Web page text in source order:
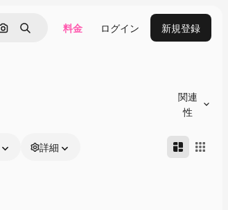
画像で検索
検索 料金 ログイン 新規登録
関連
性
詳細